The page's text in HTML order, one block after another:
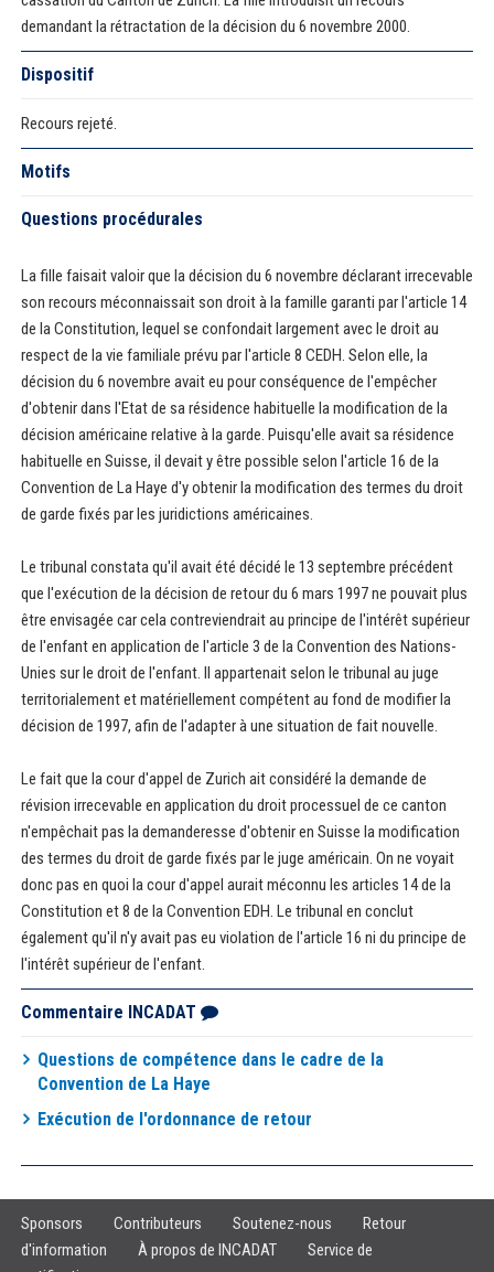
demandant la rétractation de la décision du 6 novembre 2000.
Dispositif
Recours rejeté.
Motifs
Questions procédurales
La fille faisait valoir que la décision du 6 novembre déclarant irrecevable
son recours méconnaissait son droit à la famille garanti par l'article 14
de la Constitution, lequel se confondait largement avec le droit au
respect de la vie familiale prévu par l'article 8 CEDH. Selon elle, la
décision du 6 novembre avait eu pour conséquence de l'empêcher
d'obtenir dans l'Etat de sa résidence habituelle la modification de la
décision américaine relative à la garde. Puisqu'elle avait sa résidence
habituelle en Suisse, il devait y être possible selon l'article 16 de la
Convention de La Haye d'y obtenir la modification des termes du droit
de garde fixés par les juridictions américaines.
Le tribunal constata qu'il avait été décidé le 13 septembre précédent
que l'exécution de la décision de retour du 6 mars 1997 ne pouvait plus
être envisagée car cela contreviendrait au principe de l'intérêt supérieur
de l'enfant en application de l'article 3 de la Convention des Nations-
Unies sur le droit de l'enfant. Il appartenait selon le tribunal au juge
territorialement et matériellement compétent au fond de modifier la
décision de 1997, afin de l'adapter à une situation de fait nouvelle.
Le fait que la cour d'appel de Zurich ait considéré la demande de
révision irrecevable en application du droit processuel de ce canton
n'empêchait pas la demanderesse d'obtenir en Suisse la modification
des termes du droit de garde fixés par le juge américain. On ne voyait
donc pas en quoi la cour d'appel aurait méconnu les articles 14 de la
Constitution et 8 de la Convention EDH. Le tribunal en conclut
également qu'il n'y avait pas eu violation de l'article 16 ni du principe de
l'intérêt supérieur de l'enfant.
Commentaire INCADAT
Questions de compétence dans le cadre de la
Convention de La Haye
Exécution de l'ordonnance de retour
Sponsors Contributeurs Soutenez-nous
Retour
d'information
À propos de INCADAT
Service de